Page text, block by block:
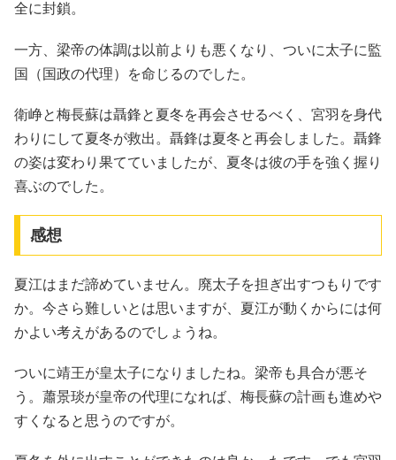
全に封鎖。
一方、梁帝の体調は以前よりも悪くなり、ついに太子に監
国（国政の代理）を命じるのでした。
衛峥と梅長蘇は聶鋒と夏冬を再会させるべく、宮羽を身代
わりにして夏冬が救出。聶鋒は夏冬と再会しました。聶鋒
の姿は変わり果てていましたが、夏冬は彼の手を強く握り
喜ぶのでした。
感想
夏江はまだ諦めていません。廃太子を担ぎ出すつもりです
か。今さら難しいとは思いますが、夏江が動くからには何
かよい考えがあるのでしょうね。
ついに靖王が皇太子になりましたね。梁帝も具合が悪そ
う。蕭景琰が皇帝の代理になれば、梅長蘇の計画も進めや
すくなると思うのですが。